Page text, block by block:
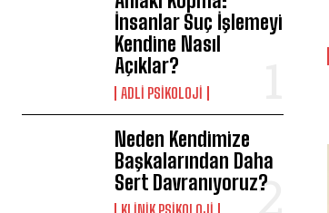
İnsanlar Suç İşlemeyi
Kendine Nasıl
Açıklar?
ADLI PSIKOLOJI
Neden Kendimize
Başkalarından Daha
Sert Davranıyoruz?